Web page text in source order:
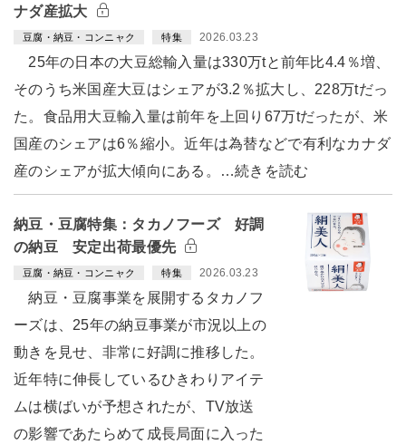
ナダ産拡大
豆腐・納豆・コンニャク 特集 2026.03.23
25年の日本の大豆総輸入量は330万tと前年比4.4％増、
そのうち米国産大豆はシェアが3.2％拡大し、228万tだっ
た。食品用大豆輸入量は前年を上回り67万tだったが、米
国産のシェアは6％縮小。近年は為替などで有利なカナダ
産のシェアが拡大傾向にある。…続きを読む
納豆・豆腐特集：タカノフーズ 好調
の納豆 安定出荷最優先
豆腐・納豆・コンニャク 特集 2026.03.23
納豆・豆腐事業を展開するタカノフ
ーズは、25年の納豆事業が市況以上の
動きを見せ、非常に好調に推移した。
近年特に伸長しているひきわりアイテ
ムは横ばいが予想されたが、TV放送
の影響であたらめて成長局面に入った